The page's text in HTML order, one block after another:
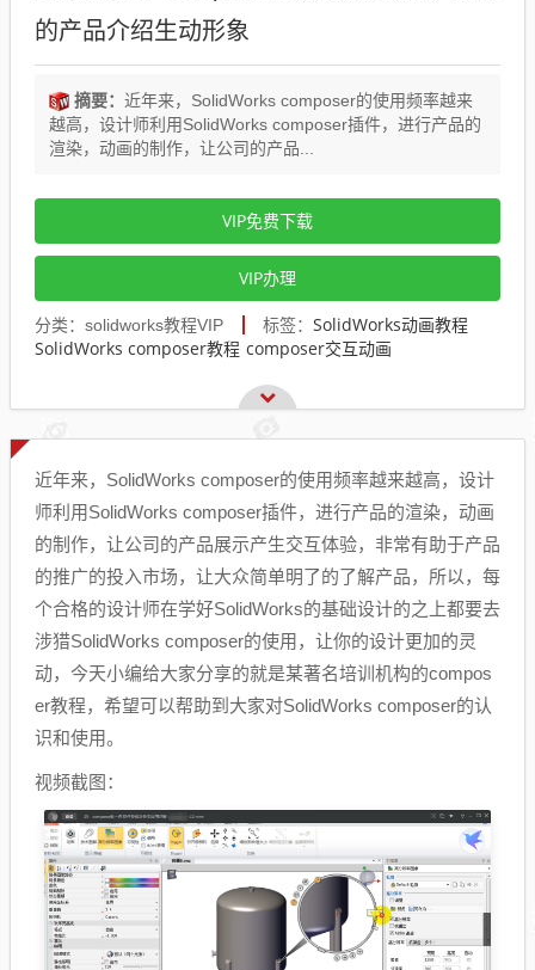
的产品介绍生动形象
摘要： 近年来，SolidWorks composer的使用频率越来
越高，设计师利用SolidWorks composer插件，进行产品的
渲染，动画的制作，让公司的产品...
VIP免费下载
VIP办理
分类：solidworks教程VIP 标签： SolidWorks动画教程
SolidWorks composer教程 composer交互动画
近年来，SolidWorks composer的使用频率越来越高，设计
师利用SolidWorks composer插件，进行产品的渲染，动画
的制作，让公司的产品展示产生交互体验，非常有助于产品
的推广的投入市场，让大众简单明了的了解产品，所以，每
个合格的设计师在学好SolidWorks的基础设计的之上都要去
涉猎SolidWorks composer的使用，让你的设计更加的灵
动，今天小编给大家分享的就是某著名培训机构的compos
er教程，希望可以帮助到大家对SolidWorks composer的认
识和使用。
视频截图：